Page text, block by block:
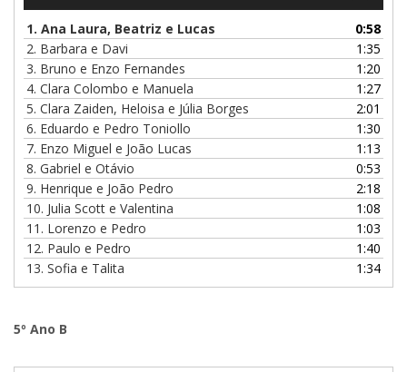
1. Ana Laura, Beatriz e Lucas
0:58
2. Barbara e Davi
1:35
3. Bruno e Enzo Fernandes
1:20
4. Clara Colombo e Manuela
1:27
5. Clara Zaiden, Heloisa e Júlia Borges
2:01
6. Eduardo e Pedro Toniollo
1:30
7. Enzo Miguel e João Lucas
1:13
8. Gabriel e Otávio
0:53
9. Henrique e João Pedro
2:18
10. Julia Scott e Valentina
1:08
11. Lorenzo e Pedro
1:03
12. Paulo e Pedro
1:40
13. Sofia e Talita
1:34
5º Ano B